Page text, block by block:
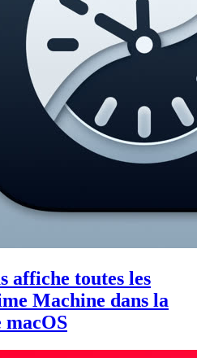
affiche toutes les
Machine dans la
macOS